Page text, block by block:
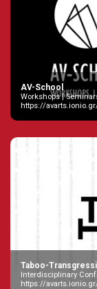
AV-School
Workshops |
https://
Taboo-
Interdisciplinary
https://